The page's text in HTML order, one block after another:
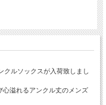
クルソックスが入荷致しまし
心溢れるアンクル丈のメンズ